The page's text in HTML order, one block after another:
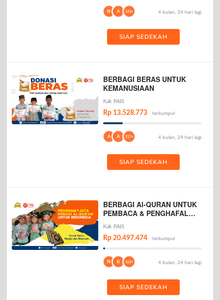
N A 143+ 4 bulan, 24 hari lagi
SIAP SEDEKAH
BERBAGI BERAS UNTUK
KEMANUSIAAN
Kak PAIS
Rp 13.528.773 terkumpul
A A 117+ 4 bulan, 24 hari lagi
SIAP SEDEKAH
BERBAGI Al-QURAN UNTUK
PEMBACA & PENGHAFAL
AL-QURAN
Kak PAIS
Rp 20.497.474 terkumpul
N B 162+ 4 bulan, 24 hari lagi
SIAP SEDEKAH